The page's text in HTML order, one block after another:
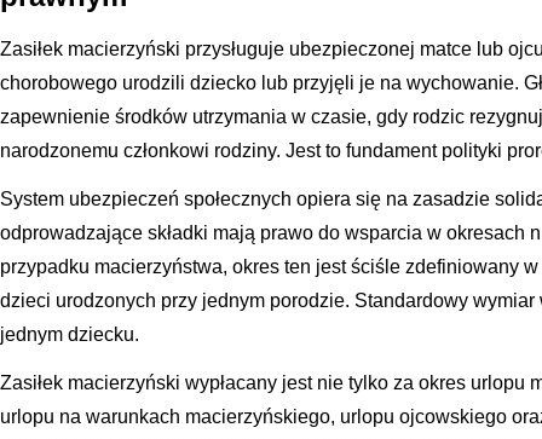
Zasiłek macierzyński przysługuje ubezpieczonej matce lub
chorobowego urodzili dziecko lub przyjęli je na wychowanie.
zapewnienie środków utrzymania w czasie, gdy rodzic
narodzonemu członkowi rodziny. Jest to fundament polityki
System ubezpieczeń społecznych opiera się na zasadzie
odprowadzające składki mają prawo do wsparcia w okresach
przypadku macierzyństwa, okres ten jest ściśle zdefiniowany
dzieci urodzonych przy jednym porodzie. Standardowy
jednym dziecku.
Zasiłek macierzyński wypłacany jest nie tylko za okres urlopu
urlopu na warunkach macierzyńskiego, urlopu ojcowskiego